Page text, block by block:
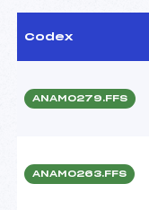
Codex
ANAM0279.FFS
ANAM0263.FFS